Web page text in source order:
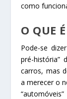
como
O QUE
Pode-se
pré-história”
carros, mas
a merecer o